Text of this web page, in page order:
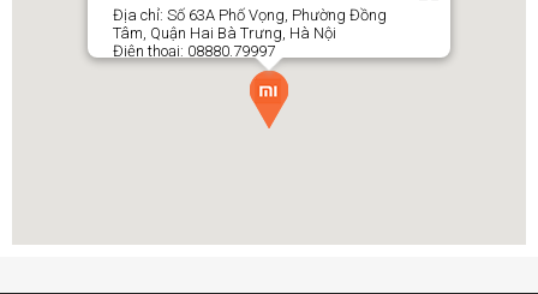
Địa chỉ: Số 63A Phố Vọng, Phường Đồng
Tâm, Quận Hai Bà Trưng, Hà Nội
Điện thoại: 08880.79997